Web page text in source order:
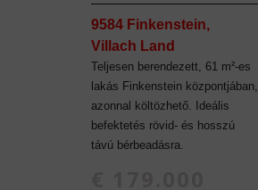
9584 Finkenstein,
Villach Land
Teljesen berendezett, 61 m²-es
lakás Finkenstein központjában,
azonnal költözhető. Ideális
befektetés rövid- és hosszú
távú bérbeadásra.